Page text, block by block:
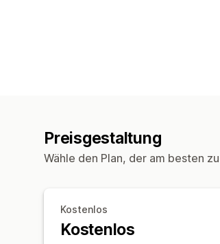
Preisgestaltung
Wähle den Plan, der am besten
Kostenlos
Kostenlos